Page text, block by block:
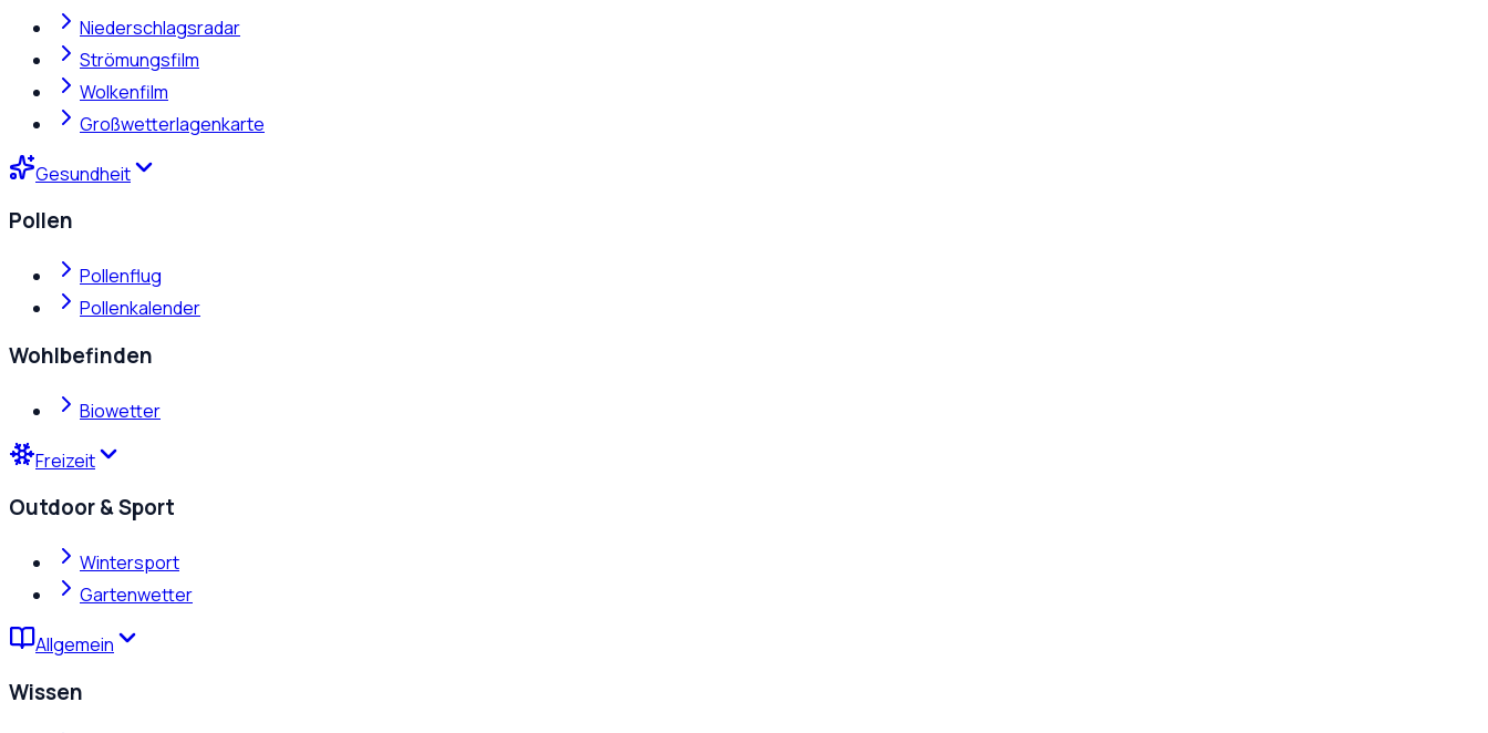
Niederschlagsradar
Strömungsfilm
Wolkenfilm
Großwetterlagenkarte
Gesundheit
Pollen
Pollenflug
Pollenkalender
Wohlbefinden
Biowetter
Freizeit
Outdoor & Sport
Wintersport
Gartenwetter
Allgemein
Wissen